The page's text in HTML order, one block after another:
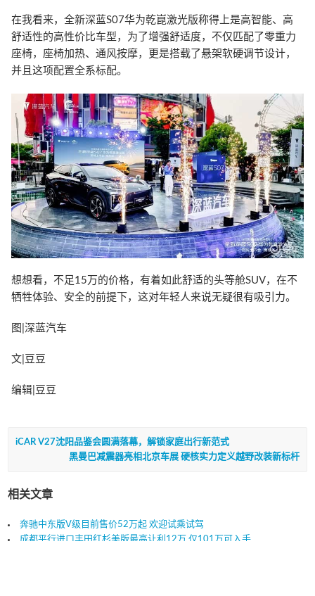
在我看来，全新深蓝S07华为乾崑激光版称得上是高智能、高
舒适性的高性价比车型，为了增强舒适度，不仅匹配了零重力
座椅，座椅加热、通风按摩，更是搭载了悬架软硬调节设计，
并且这项配置全系标配。
想想看，不足15万的价格，有着如此舒适的头等舱SUV，在不
牺牲体验、安全的前提下，这对年轻人来说无疑很有吸引力。
图|深蓝汽车
文|豆豆
编辑|豆豆
iCAR V27沈阳品鉴会圆满落幕，解锁家庭出行新范式
黑曼巴减震器亮相北京车展 硬核实力定义越野改装新标杆
相关文章
奔驰中东版V级目前售价52万起 欢迎试乘试驾
成都平行进口丰田红杉美版最高让利12万 仅101万可入手